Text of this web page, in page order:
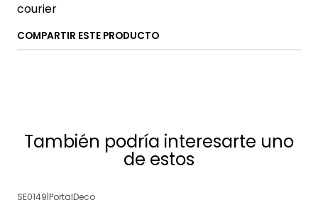
courier
COMPARTIR ESTE PRODUCTO
También podría interesarte uno
de estos
SE0149|PortalDeco